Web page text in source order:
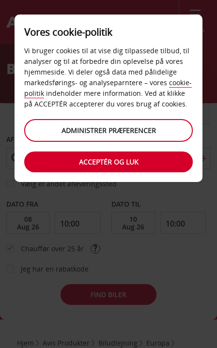
Menu
Welcome
AvisBilleje Vieste
AFHENT FRA
Vælg et andet afleveringssted
DATO FRA DATO TIL
Chauffør over 25 år
Jeg har en rabatkode
FIND BILER
Hjem Avis Produkter Biludlejning
Europa
Vores cookie-politik
Vi bruger cookies til at vise dig tilpassede tilbud, til
analyser og til at forbedre din oplevelse på vores
hjemmeside. Vi deler også data med pålidelige
markedsførings- og analyseparntere – vores cookie-
politik indeholder mere information. Ved at klikke
på ACCEPTÉR accepterer du vores brug af cookies.
ADMINISTRER PRÆFERENCER
ACCEPTÉR OG LUK